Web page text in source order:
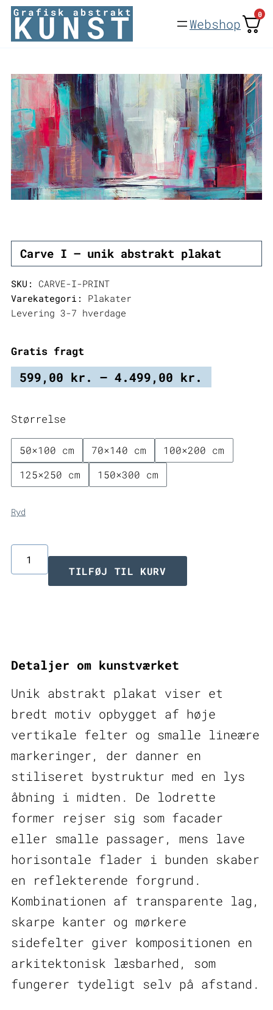
Spring
til
Webshop
0
Carve I – unik abstrakt plakat
SKU:
CARVE-I-PRINT
Varekategori:
Plakater
Levering 3-7 hverdage
Gratis fragt
599,00 kr. – 4.499,00 kr.
599,00
Størrelse
50×100 cm 70×140 cm
100×200 cm
125×250 cm
150×300 cm
Ryd
Carve
plakat
antal
TILFØJ TIL KURV
Detaljer om kunstværket
Unik abstrakt plakat viser et
bredt motiv opbygget af høje
vertikale felter og smalle lineære
markeringer, der danner en
stiliseret bystruktur med en lys
åbning i midten. De lodrette
former rejser sig som facader
eller smalle passager, mens lave
horisontale flader i bunden skaber
en reflekterende forgrund.
Kombinationen af transparente lag,
skarpe kanter og mørkere
sidefelter giver kompositionen en
arkitektonisk læsbarhed, som
fungerer tydeligt selv på afstand.